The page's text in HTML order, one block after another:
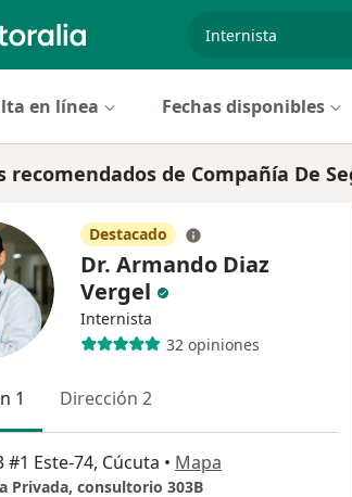
especialidad,
en línea Fechas disponibles
de Compañía De
Destacado
Dr. Armando Diaz
Vergel
Internista
32 opiniones
1 Dirección 2
#1 Este-74, Cúcuta • Mapa
Privada, consultorio 303B